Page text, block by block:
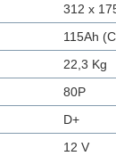
312 x
115Ah
22,3 Kg
80P
D+
12 V